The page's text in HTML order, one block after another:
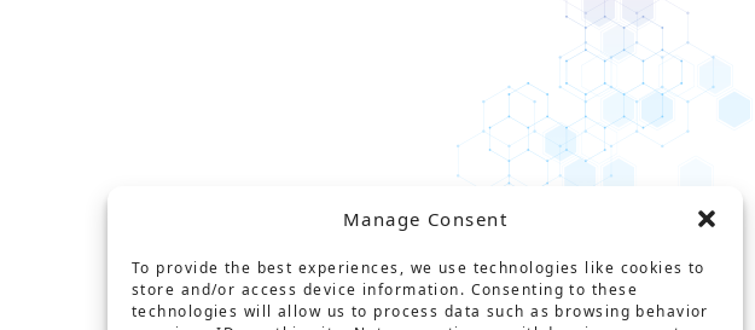
Manage Consent
To provide the best experiences, we use technologies like cookies to
store and/or access device information. Consenting to these
technologies will allow us to process data such as browsing behavior